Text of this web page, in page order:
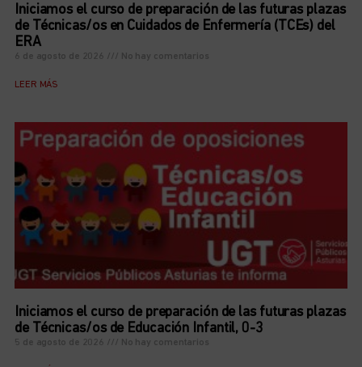
Iniciamos el curso de preparación de las futuras plazas
de Técnicas/os en Cuidados de Enfermería (TCEs) del
ERA
6 de agosto de 2026 No hay comentarios
LEER MÁS
Iniciamos el curso de preparación de las futuras plazas
de Técnicas/os de Educación Infantil, 0-3
5 de agosto de 2026 No hay comentarios